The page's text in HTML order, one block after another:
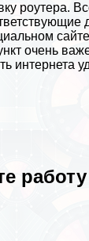
роутера.
очень
интернета
работу